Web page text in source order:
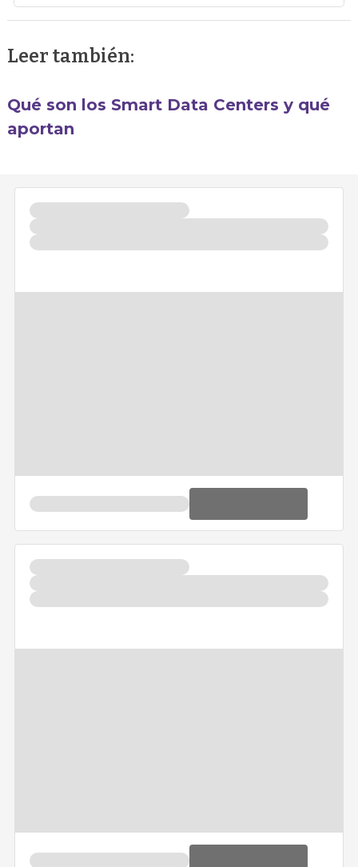
Leer también:
Qué son los Smart Data Centers y qué
aportan